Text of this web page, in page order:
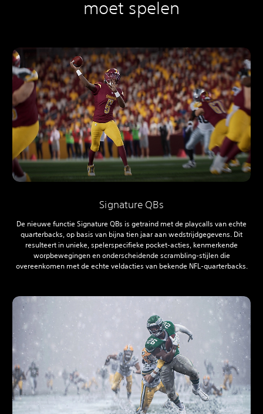
moet spelen
Signature QBs
De nieuwe functie Signature QBs is getraind met de playcalls van echte
quarterbacks, op basis van bijna tien jaar aan wedstrijdgegevens. Dit
resulteert in unieke, spelerspecifieke pocket-acties, kenmerkende
worpbewegingen en onderscheidende scrambling-stijlen die
overeenkomen met de echte veldacties van bekende NFL-quarterbacks.